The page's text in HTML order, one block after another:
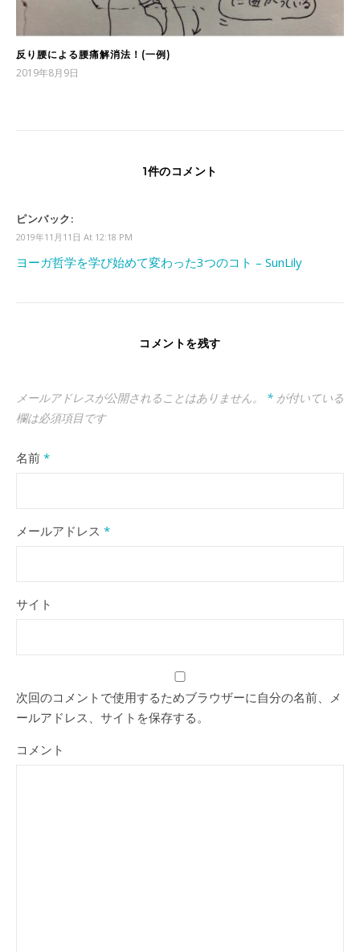
反り腰による腰痛解消法！(一例)
2019年8月9日
1件のコメント
ピンバック:
2019年11月11日 At 12:18 PM
ヨーガ哲学を学び始めて変わった3つのコト – SunLily
コメントを残す
メールアドレスが公開されることはありません。 * が付いている
欄は必須項目です
名前 *
メールアドレス *
サイト
次回のコメントで使用するためブラウザーに自分の名前、メ
ールアドレス、サイトを保存する。
コメント